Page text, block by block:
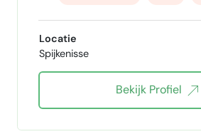
Locatie
Spijkenisse
Bekijk Profiel